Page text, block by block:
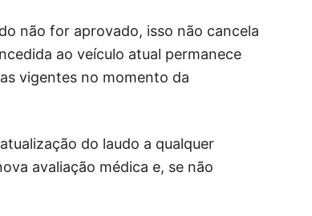
não for aprovado, isso não cancela
ao veículo atual permanece
vigentes no momento da
do laudo a qualquer
avaliação médica e, se não